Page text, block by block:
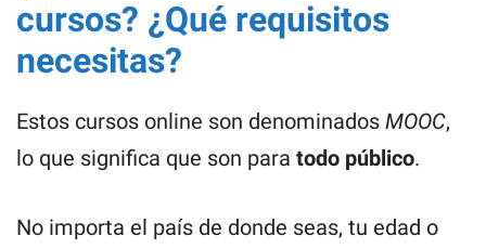
cursos? ¿Qué requisitos
necesitas?
Estos cursos online son denominados MOOC,
lo que significa que son para todo público.
No importa el país de donde seas, tu edad o